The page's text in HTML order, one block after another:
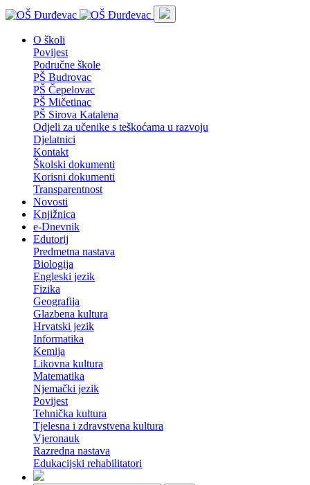
O školi
Povijest
Područne škole
PŠ Budrovac
PŠ Čepelovac
PŠ Mičetinac
PŠ Sirova Katalena
Odjeli za učenike s teškoćama u razvoju
Djelatnici
Kontakt
Školski dokumenti
Korisni dokumenti
Transparentnost
Novosti
Knjižnica
e-Dnevnik
Edutorij
Predmetna nastava
Biologija
Engleski jezik
Fizika
Geografija
Glazbena kultura
Hrvatski jezik
Informatika
Kemija
Likovna kultura
Matematika
Njemački jezik
Povijest
Tehnička kultura
Tjelesna i zdravstvena kultura
Vjeronauk
Razredna nastava
Edukacijski rehabilitatori